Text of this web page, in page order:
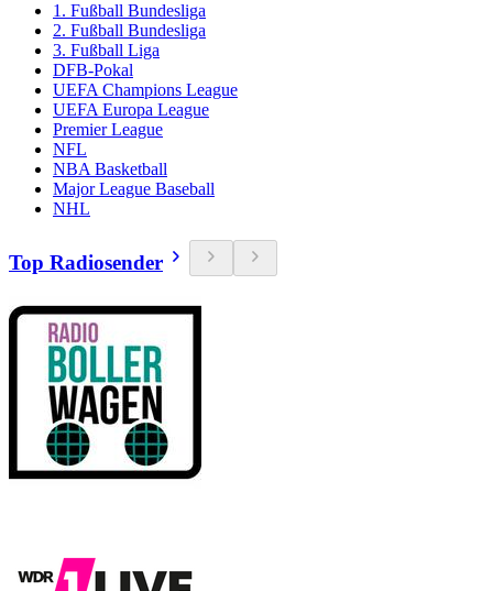
1. Fußball Bundesliga
2. Fußball Bundesliga
3. Fußball Liga
DFB-Pokal
UEFA Champions League
UEFA Europa League
Premier League
NFL
NBA Basketball
Major League Baseball
NHL
Top Radiosender